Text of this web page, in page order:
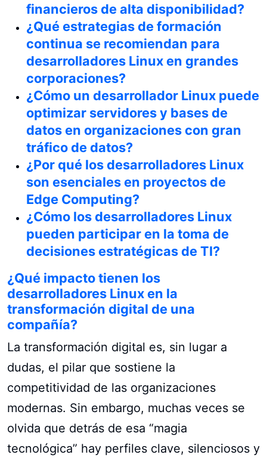
financieros de alta disponibilidad?
¿Qué estrategias de formación
continua se recomiendan para
desarrolladores Linux en grandes
corporaciones?
¿Cómo un desarrollador Linux puede
optimizar servidores y bases de
datos en organizaciones con gran
tráfico de datos?
¿Por qué los desarrolladores Linux
son esenciales en proyectos de
Edge Computing?
¿Cómo los desarrolladores Linux
pueden participar en la toma de
decisiones estratégicas de TI?
¿Qué impacto tienen los
desarrolladores Linux en la
transformación digital de una
compañía?
La transformación digital es, sin lugar a
dudas, el pilar que sostiene la
competitividad de las organizaciones
modernas. Sin embargo, muchas veces se
olvida que detrás de esa “magia
tecnológica” hay perfiles clave, silenciosos y